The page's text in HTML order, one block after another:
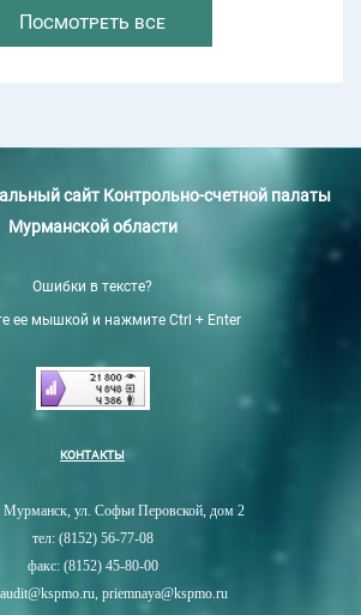
Посмотреть все
сайт Контрольно-счетной палаты
Мурманской области
Ошибки в тексте?
ее мышкой и нажмите Ctrl + Enter
КОНТАКТЫ
Мурманск, ул. Софьи Перовской, дом 2
тел: (8152) 56-77-08
факс: (8152) 45-80-00
priemnaya@kspmo.ru